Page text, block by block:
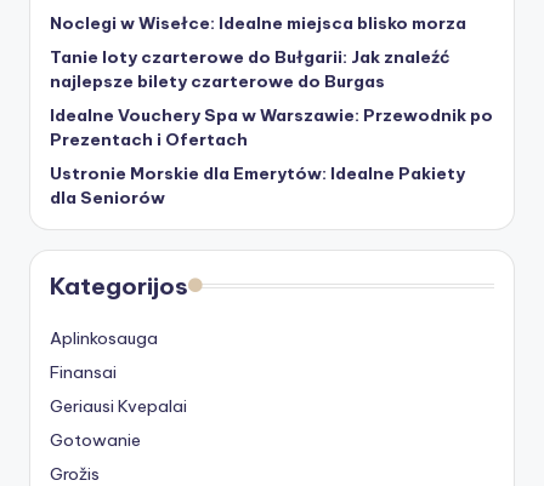
Noclegi w Wisełce: Idealne miejsca blisko morza
Tanie loty czarterowe do Bułgarii: Jak znaleźć
najlepsze bilety czarterowe do Burgas
Idealne Vouchery Spa w Warszawie: Przewodnik po
Prezentach i Ofertach
Ustronie Morskie dla Emerytów: Idealne Pakiety
dla Seniorów
Kategorijos
Aplinkosauga
Finansai
Geriausi Kvepalai
Gotowanie
Grožis